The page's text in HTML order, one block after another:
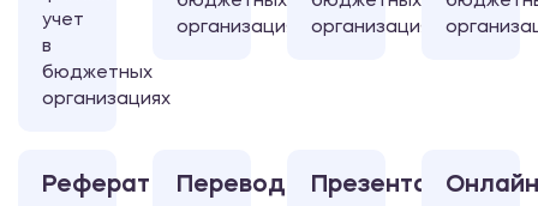
учет
в
бюджетных
организациях
организациях
организациях
Реферат Перевод Презентация